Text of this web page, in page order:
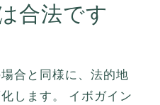
合法です
合と同様に、法的地
します。 イボガイン